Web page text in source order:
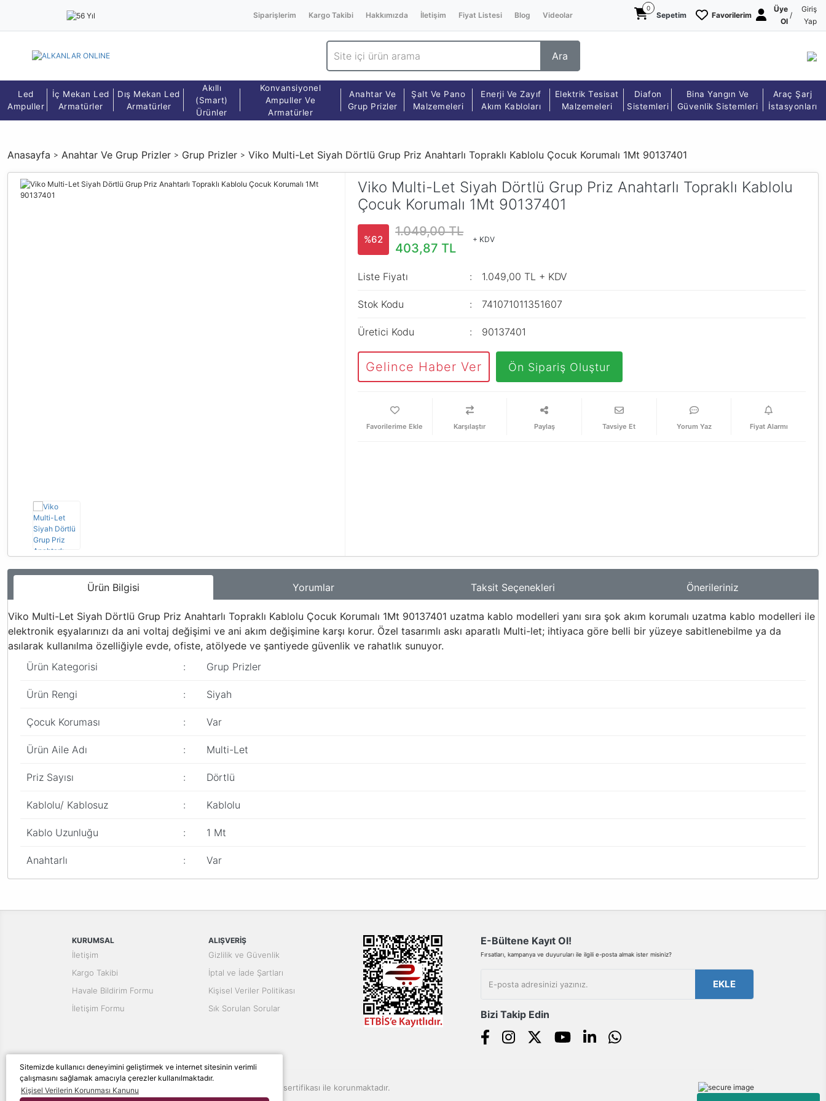
Sitemizde kullanıcı deneyimini geliştirmek ve internet sitesinin verimli
çalışmasını sağlamak amacıyla çerezler kullanılmaktadır.
Kişisel Verilerin Korunması Kanunu
Siparişlerim Kargo Takibi Hakkımızda İletişim Fiyat Listesi Blog Videolar
0
Sepetim Favorilerim
Üye
Ol
/
Giriş
Yap
Ara
Led
Ampuller
İç Mekan Led
Armatürler
Dış Mekan Led
Armatürler
Akıllı
(Smart)
Ürünler
Konvansiyonel
Ampuller Ve
Armatürler
Anahtar Ve
Grup Prizler
Şalt Ve Pano
Malzemeleri
Enerji Ve Zayıf
Akım Kabloları
Elektrik Tesisat
Malzemeleri
Diafon
Sistemleri
Bina Yangın Ve
Güvenlik Sistemleri
Araç Şarj
İstasyonları
Anasayfa Anahtar Ve Grup Prizler Grup Prizler Viko Multi-Let Siyah Dörtlü Grup Priz Anahtarlı Topraklı Kablolu Çocuk Korumalı 1Mt 90137401
Viko Multi-Let Siyah Dörtlü Grup Priz Anahtarlı Topraklı Kablolu
Çocuk Korumalı 1Mt 90137401
%62
1.049,00 TL
403,87 TL
+ KDV
Liste Fiyatı 1.049,00 TL + KDV
Stok Kodu 741071011351607
Üretici Kodu 90137401
Gelince Haber Ver Ön Sipariş Oluştur
Karşılaştır Paylaş Tavsiye Et Yorum Yaz Fiyat Alarmı
Ürün Bilgisi Yorumlar Taksit Seçenekleri Önerileriniz
Viko Multi-Let Siyah Dörtlü Grup Priz Anahtarlı Topraklı Kablolu Çocuk Korumalı 1Mt 90137401 uzatma kablo modelleri yanı sıra şok akım korumalı uzatma kablo modelleri ile
elektronik eşyalarınızı da ani voltaj değişimi ve ani akım değişimine karşı korur. Özel tasarımlı askı aparatlı Multi-let; ihtiyaca göre belli bir yüzeye sabitlenebilme ya da
asılarak kullanılma özelliğiyle evde, ofiste, atölyede ve şantiyede güvenlik ve rahatlık sunuyor.
Ürün Kategorisi
: Grup Prizler
Ürün Rengi : Siyah
Çocuk Koruması : Var
Ürün Aile Adı : Multi-Let
Priz Sayısı : Dörtlü
Kablolu/ Kablosuz : Kablolu
Kablo Uzunluğu : 1 Mt
Anahtarlı : Var
Ürün bilgilerinde hatalar bulunuyor.
Ürün fiyatı diğer sitelerden daha pahalı.
Bu ürüne benzer farklı alternatifler olmalı.
KURUMSAL
İletişim
Kargo Takibi
Havale Bildirim Formu
İletişim Formu
ALIŞVERİŞ
Gizlilik ve Güvenlik
İptal ve İade Şartları
Kişisel Veriler Politikası
Sık Sorulan Sorular
E-Bültene Kayıt Ol!
Fırsatları, kampanya ve duyuruları ile ilgili e-posta almak ister misiniz?
EKLE
Bizi Takip Edin
© Tüm hakları saklıdır. Kredi kartı bilgileriniz 256bit SSL sertifikası ile korunmaktadır.